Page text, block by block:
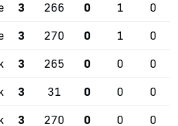
3 266 0 1 0
3 270 0 1 0
3 265 0 0 0
3 31 0 0 0
3 270 0 0 0